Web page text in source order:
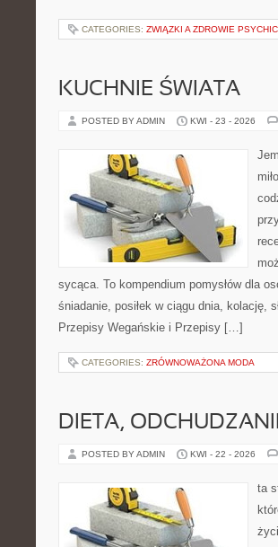
CATEGORIES: ZWIĄZKI A ZDROWIE
KUCHNIE ŚWIATA
POSTED BY ADMIN KWI - 23 - 2026
sycąca. To kompendium pomysłów dla
śniadanie, posiłek w ciągu dnia, kolację,
Przepisy Wegańskie i Przepisy […]
CATEGORIES: ZRÓWNOWAŻONA MODA
DIETA,
POSTED BY ADMIN KWI - 22 - 2026
ta